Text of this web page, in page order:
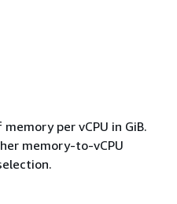
per vCPU in GiB.
memory-to-vCPU